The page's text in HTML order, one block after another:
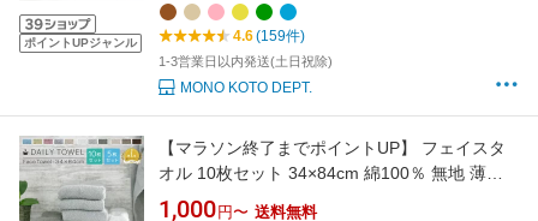
ポイントUPジャンル 4.6(159件)
1-3営業日以内発送(土日祝除)
MONO KOTO DEPT.
【マラソン終了までポイントUP】 フェイスタ
オル 10枚セット 34×84cm 綿100％ 無地 薄手
日常使い デイリーユース タオル towel タオル
1,000 円〜 送料無料